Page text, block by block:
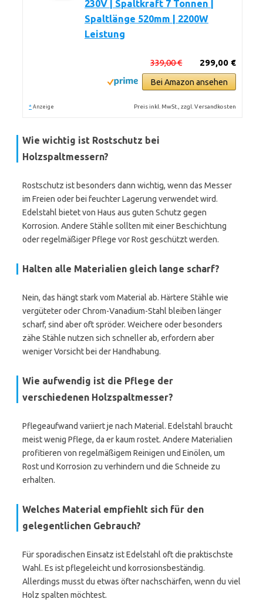
230V | Spaltkraft 7 Tonnen |
Spaltlänge 520mm | 2200W
Leistung
299,00 €
339,00 €
Bei Amazon ansehen
* Anzeige Preis inkl. MwSt., zzgl. Versandkosten
Wie wichtig ist Rostschutz bei
Holzspaltmessern?
Rostschutz ist besonders dann wichtig, wenn das Messer
im Freien oder bei feuchter Lagerung verwendet wird.
Edelstahl bietet von Haus aus guten Schutz gegen
Korrosion. Andere Stähle sollten mit einer Beschichtung
oder regelmäßiger Pflege vor Rost geschützt werden.
Halten alle Materialien gleich lange scharf?
Nein, das hängt stark vom Material ab. Härtere Stähle wie
vergüteter oder Chrom-Vanadium-Stahl bleiben länger
scharf, sind aber oft spröder. Weichere oder besonders
zähe Stähle nutzen sich schneller ab, erfordern aber
weniger Vorsicht bei der Handhabung.
Wie aufwendig ist die Pflege der
verschiedenen Holzspaltmesser?
Pflegeaufwand variiert je nach Material. Edelstahl braucht
meist wenig Pflege, da er kaum rostet. Andere Materialien
profitieren von regelmäßigem Reinigen und Einölen, um
Rost und Korrosion zu verhindern und die Schneide zu
erhalten.
Welches Material empfiehlt sich für den
gelegentlichen Gebrauch?
Für sporadischen Einsatz ist Edelstahl oft die praktischste
Wahl. Es ist pflegeleicht und korrosionsbeständig.
Allerdings musst du etwas öfter nachschärfen, wenn du viel
Holz spalten möchtest.